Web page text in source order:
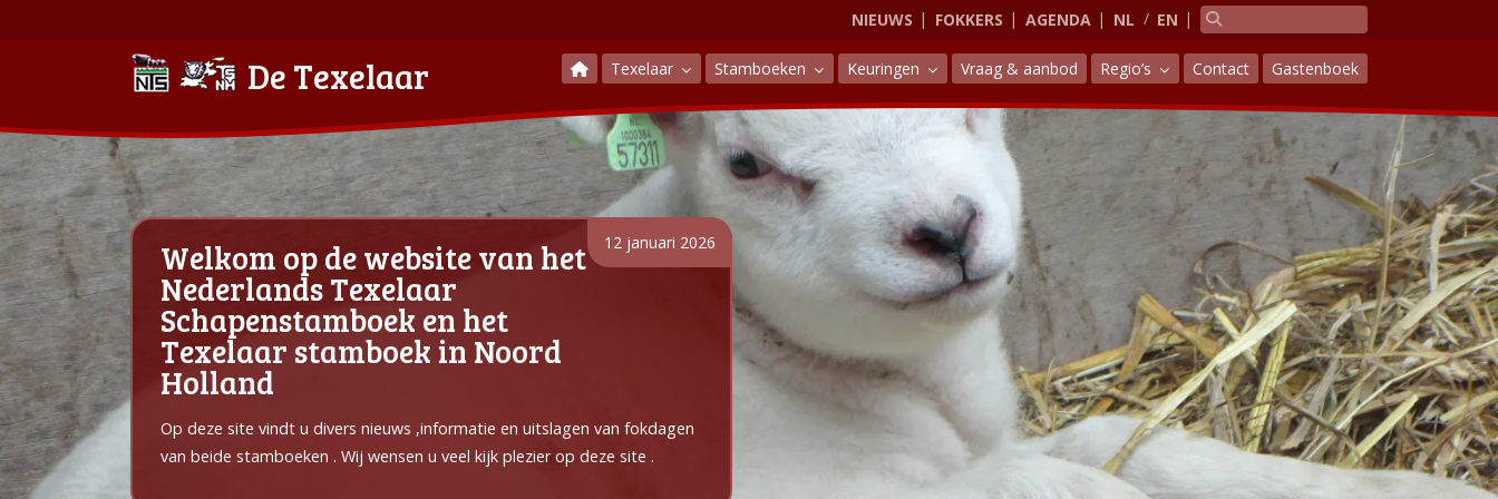
NIEUWS FOKKERS AGENDA NL EN
De Texelaar Texelaar Stamboeken Keuringen Vraag & aanbod Regio’s Contact Gastenboek
12 januari 2026
Welkom op de website van het
Nederlands Texelaar
Schapenstamboek en het
Texelaar stamboek in Noord
Holland
Op deze site vindt u divers nieuws ,informatie en uitslagen van fokdagen
van beide stamboeken . Wij wensen u veel kijk plezier op deze site .